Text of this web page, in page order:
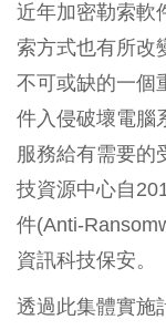
近年加密勒索軟
索方式也有所改
不可或缺的一個
件入侵破壞電腦
服務給有需要的
技資源中心自
件(Anti-
資訊科技保安。
透過此集體實施